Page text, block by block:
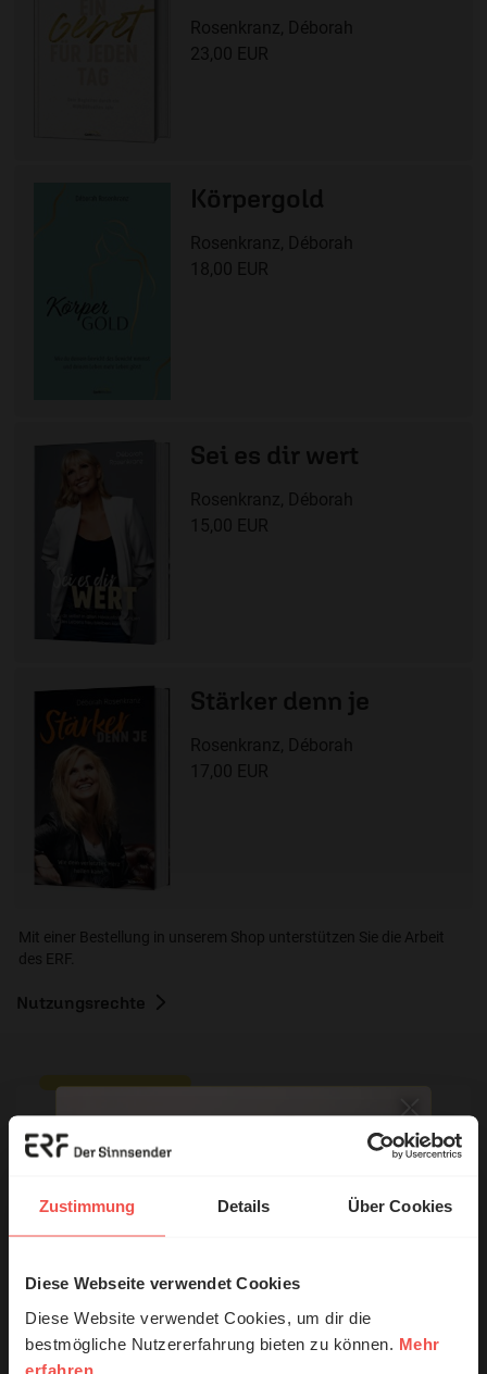
Zustimmung Details Über Cookies
Diese Webseite verwendet Cookies
Diese Website verwendet Cookies, um dir die
bestmögliche Nutzererfahrung bieten zu können. Mehr
erfahren
Rosenkranz, Déborah
23,00 EUR
Körpergold
Rosenkranz, Déborah
18,00 EUR
Sei es dir wert
Rosenkranz, Déborah
15,00 EUR
Stärker denn je
Rosenkranz, Déborah
17,00 EUR
Mit einer Bestellung in unserem Shop unterstützen Sie die Arbeit
des ERF.
Nutzungsrechte
Ihr Kommentar
Name:
E-Mail:
© Ruth Schneider / ERF